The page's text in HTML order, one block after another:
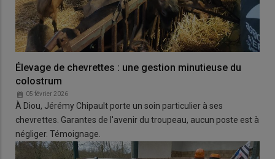
Élevage de chevrettes : une gestion minutieuse du
colostrum
05 février 2026
À Diou, Jérémy Chipault porte un soin particulier à ses
chevrettes. Garantes de l'avenir du troupeau, aucun poste est à
négliger. Témoignage.